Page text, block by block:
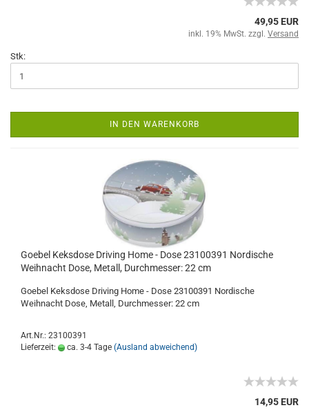
49,95 EUR
inkl. 19% MwSt. zzgl. Versand
Stk:
IN DEN WARENKORB
Goebel Keksdose Driving Home - Dose 23100391 Nordische
Weihnacht Dose, Metall, Durchmesser: 22 cm
Goebel Keksdose Driving Home - Dose 23100391 Nordische
Weihnacht Dose, Metall, Durchmesser: 22 cm
Art.Nr.: 23100391
Lieferzeit:
ca. 3-4 Tage (Ausland abweichend)
14,95 EUR